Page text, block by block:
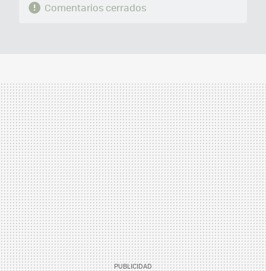
Comentarios cerrados